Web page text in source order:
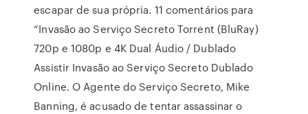
escapar de sua própria. 11 comentários para
“Invasão ao Serviço Secreto Torrent (BluRay)
720p e 1080p e 4K Dual Áudio / Dublado
Assistir Invasão ao Serviço Secreto Dublado
Online. O Agente do Serviço Secreto, Mike
Banning, é acusado de tentar assassinar o